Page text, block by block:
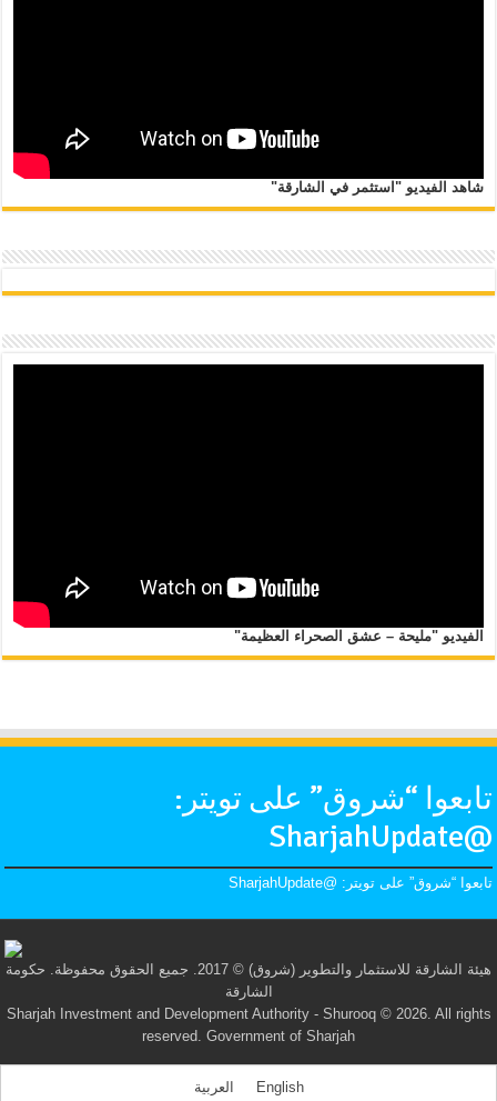
شاهد الفيديو "استثمر في الشارقة"
الفيديو "مليحة – عشق الصحراء العظيمة"
تابعوا “شروق” على تويتر:
@SharjahUpdate
تابعوا “شروق” على تويتر: @SharjahUpdate
هيئة الشارقة للاستثمار والتطوير (شروق) © 2017. جميع الحقوق محفوظة. حكومة
الشارقة
Sharjah Investment and Development Authority - Shurooq © 2026. All rights
reserved. Government of Sharjah
English العربية